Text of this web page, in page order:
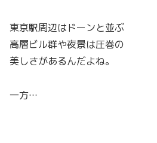
東京駅周辺はドーンと並ぶ
高層ビル群や夜景は圧巻の
美しさがあるんだよね。
一方…